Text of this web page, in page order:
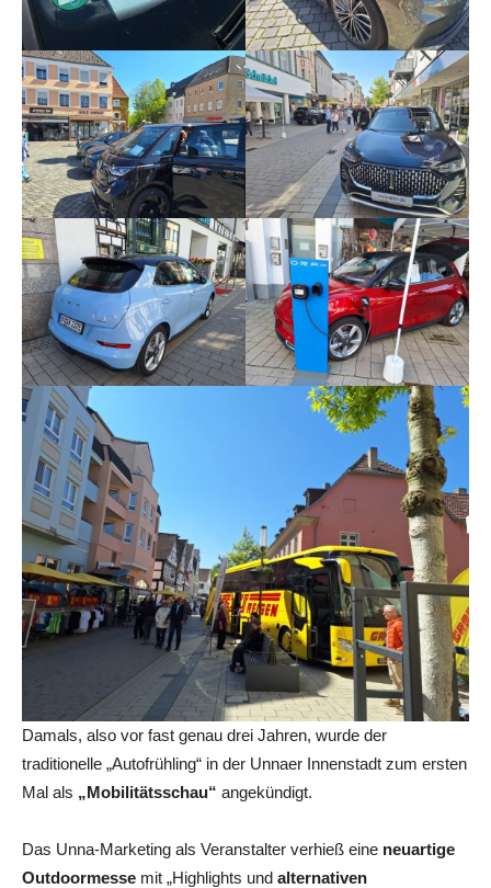
Damals, also vor fast genau drei Jahren, wurde der
traditionelle „Autofrühling“ in der Unnaer Innenstadt zum ersten
Mal als „Mobilitätsschau“ angekündigt.
Das Unna-Marketing als Veranstalter verhieß eine neuartige
Outdoormesse mit „Highlights und alternativen